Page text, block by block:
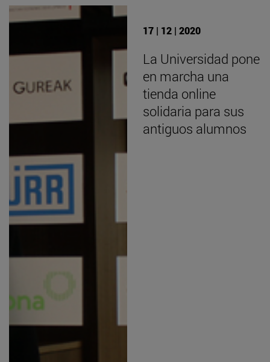
17 | 12 | 2020
La Universidad pone
en marcha una
tienda online
solidaria para sus
antiguos alumnos